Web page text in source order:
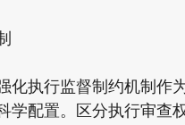
行监督制约机制作为
学配置。区分执行审查